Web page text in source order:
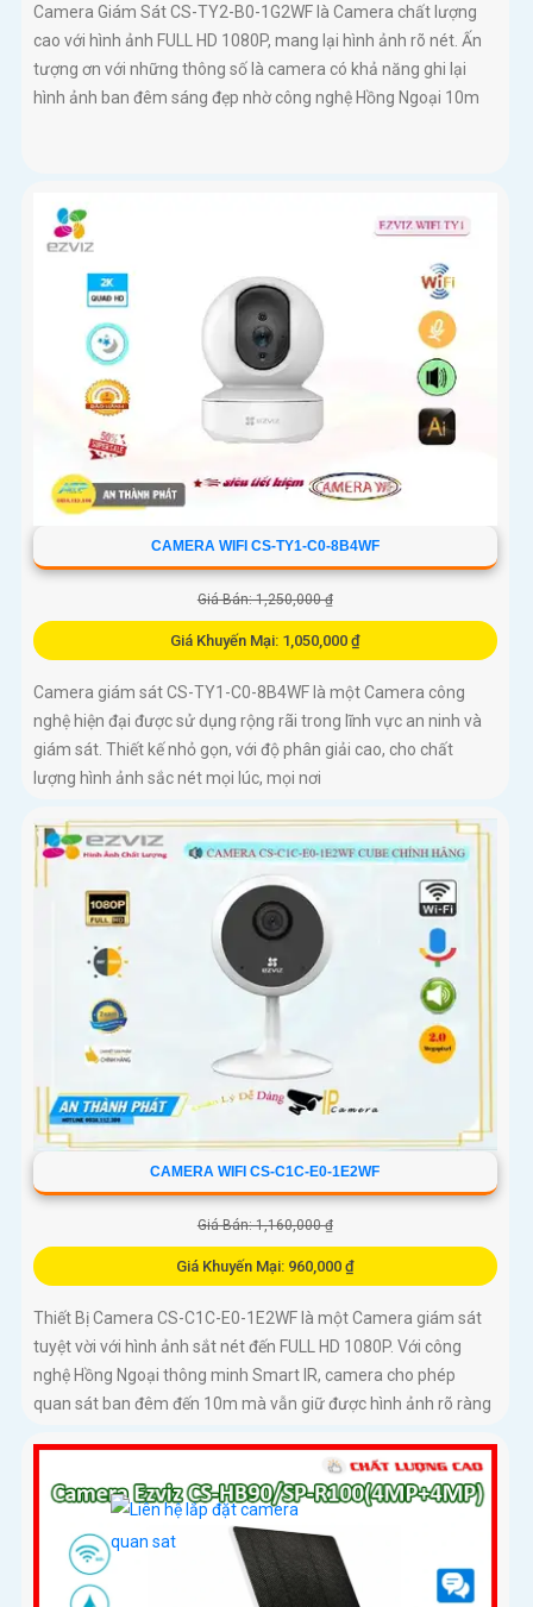
Camera Giám Sát CS-TY2-B0-1G2WF là Camera chất lượng
cao với hình ảnh FULL HD 1080P, mang lại hình ảnh rõ nét. Ấn
tượng ơn với những thông số là camera có khả năng ghi lại
hình ảnh ban đêm sáng đẹp nhờ công nghệ Hồng Ngoại 10m
CAMERA WIFI CS-TY1-C0-8B4WF
Giá Bán: 1,250,000 ₫
Giá Khuyến Mại: 1,050,000 ₫
Camera giám sát CS-TY1-C0-8B4WF là một Camera công
nghệ hiện đại được sử dụng rộng rãi trong lĩnh vực an ninh và
giám sát. Thiết kế nhỏ gọn, với độ phân giải cao, cho chất
lượng hình ảnh sắc nét mọi lúc, mọi nơi
CAMERA WIFI CS-C1C-E0-1E2WF
Giá Bán: 1,160,000 ₫
Giá Khuyến Mại: 960,000 ₫
Thiết Bị Camera CS-C1C-E0-1E2WF là một Camera giám sát
tuyệt vời với hình ảnh sắt nét đến FULL HD 1080P. Với công
nghệ Hồng Ngoại thông minh Smart IR, camera cho phép
quan sát ban đêm đến 10m mà vẫn giữ được hình ảnh rõ ràng